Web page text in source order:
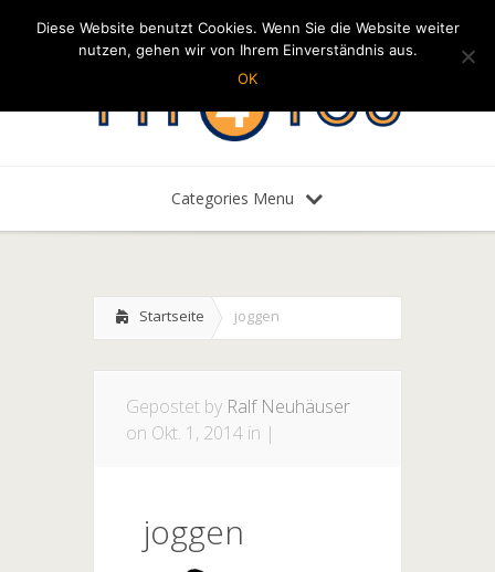
Categories Menu
Startseite joggen
Gepostet by Ralf Neuhäuser
on Okt. 1, 2014 in |
joggen
Diese Website benutzt Cookies. Wenn Sie die Website weiter
nutzen, gehen wir von Ihrem Einverständnis aus.
OK